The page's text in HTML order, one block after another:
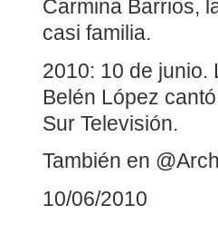
Carmina Barrios,
casi familia.
2010: 10 de junio.
Belén López
Sur Televisión.
También en
10/06/2010